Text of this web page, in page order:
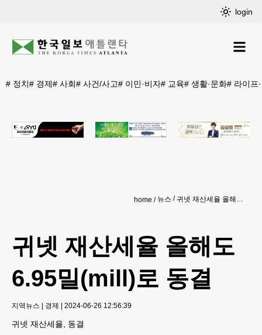
login
# 정치# 경제# 사회# 사건/사고# 이민·비자# 교육# 생활·문화# 라이프
home 뉴스 귀넷 재산세율 올해도 6.95밀(mill)로 동결
귀넷 재산세율 올해도
6.95밀(mill)로 동결
지역뉴스 | 경제 | 2024-06-26 12:56:39
귀넷 재산세율, 동결